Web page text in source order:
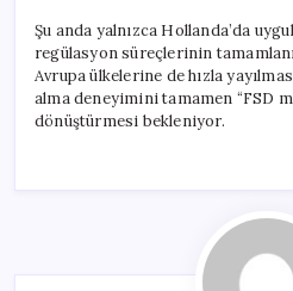
Şu anda yalnızca Hollanda’da
regülasyon süreçlerinin
Avrupa ülkelerine de hızla
alma deneyimini tamamen “FSD
dönüştürmesi bekleniyor.